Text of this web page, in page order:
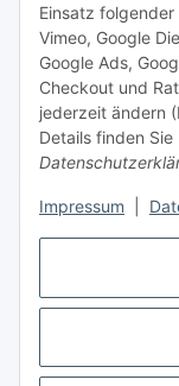
Einsatz folgender
Vimeo, Google
Google Ads,
Checkout und
jederzeit ändern
Details finden Sie
Impressum
Unsere
Lampenreparatur
Lichtservice für
* Alle Preise inkl.
Versand